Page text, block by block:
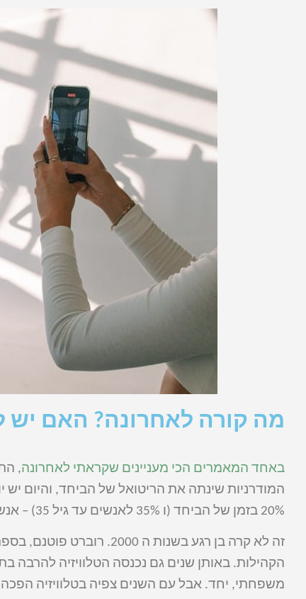
מה קורה לאחרונה? האם יש
באחד המאמרים הכי מעניינים שקראתי לאחרונה,
20% בזמן של הביחד (ו 35% לאנשים עד גיל 35) – אנשים מבלים יותר ויותר זמן לבד.
זה לא קרה בן רגע בשנות ה 2000. רוברט פוטנם, בספרו הנפלא
הקהילות. באותן שנים גם נכנסה הטלוויזיה להרבה
משפחתי, יחד. אבל עם השנים צפיה בטלוויזיה